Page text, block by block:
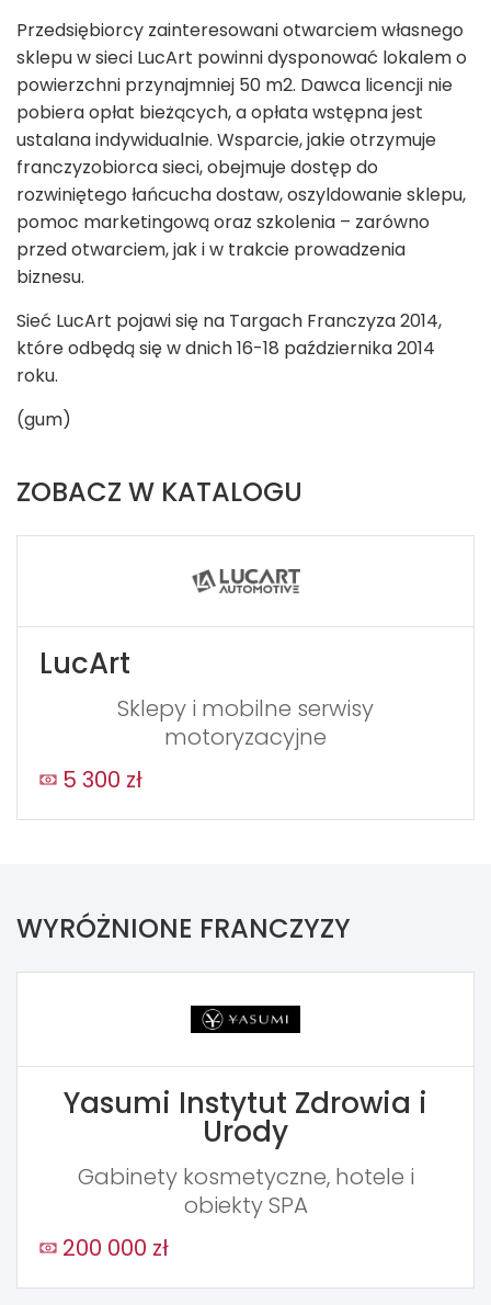
Przedsiębiorcy zainteresowani otwarciem własnego
sklepu w sieci LucArt powinni dysponować lokalem o
powierzchni przynajmniej 50 m2. Dawca licencji nie
pobiera opłat bieżących, a opłata wstępna jest
ustalana indywidualnie. Wsparcie, jakie otrzymuje
franczyzobiorca sieci, obejmuje dostęp do
rozwiniętego łańcucha dostaw, oszyldowanie sklepu,
pomoc marketingową oraz szkolenia – zarówno
przed otwarciem, jak i w trakcie prowadzenia
biznesu.
Sieć LucArt pojawi się na Targach Franczyza 2014,
które odbędą się w dnich 16-18 października 2014
roku.
(gum)
ZOBACZ W KATALOGU
LucArt
Sklepy i mobilne serwisy
motoryzacyjne
5 300 zł
WYRÓŻNIONE FRANCZYZY
Yasumi Instytut Zdrowia i
Urody
Gabinety kosmetyczne, hotele i
obiekty SPA
200 000 zł